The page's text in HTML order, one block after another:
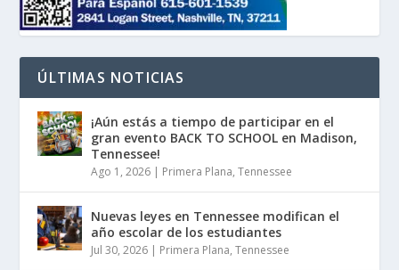
ÚLTIMAS NOTICIAS
¡Aún estás a tiempo de participar en el
gran evento BACK TO SCHOOL en Madison,
Tennessee!
Ago 1, 2026 | Primera Plana,Tennessee
Nuevas leyes en Tennessee modifican el
año escolar de los estudiantes
Jul 30, 2026 | Primera Plana,Tennessee